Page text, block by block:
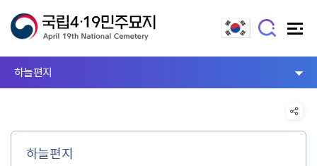
하늘편지
하늘편지